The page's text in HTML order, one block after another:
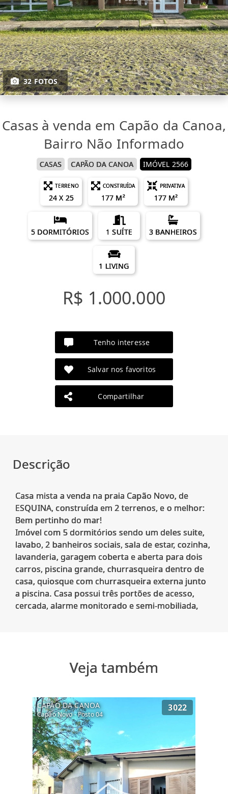
32 FOTOS
Casas à venda em Capão da Canoa,
Bairro Não Informado
CASAS CAPÃO DA CANOA IMÓVEL 2566
TERRENO
24 X 25
CONSTRUÍDA
177 M²
PRIVATIVA
177 M²
5 DORMITÓRIOS 1 SUÍTE 3 BANHEIROS
1 LIVING
R$ 1.000.000
Tenho interesse
Salvar nos favoritos
Compartilhar
Descrição
Casa mista a venda na praia Capão Novo, de
ESQUINA, construída em 2 terrenos, e o melhor:
Bem pertinho do mar!
Imóvel com 5 dormitórios sendo um deles suite,
lavabo, 2 banheiros sociais, sala de estar, cozinha,
lavanderia, garagem coberta e aberta para dois
carros, piscina grande, churrasqueira dentro de
casa, quiosque com churrasqueira externa junto
a piscina. Casa possui três portões de acesso,
Veja também
CAPÃO DA CANOA
Capão Novo - Posto 04
3022